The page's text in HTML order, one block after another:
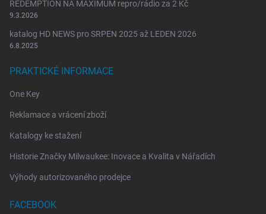
REDEMPTION NA MAXIMUM repro/rádio za 2 Kč
9.3.2026
katalog HD NEWS pro SRPEN 2025 až LEDEN 2026
6.8.2025
PRAKTICKÉ INFORMACE
One Key
Reklamace a vrácení zboží
Katalogy ke stažení
Historie Značky Milwaukee: Inovace a Kvalita v Nářadích
Výhody autorizovaného prodejce
FACEBOOK